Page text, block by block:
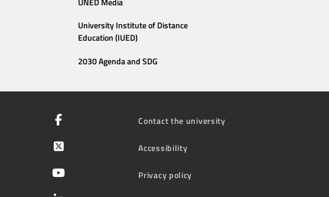
University Institute of Distance
Education (IUED)
2030 Agenda and SDG
Contact the university
Accessibility
Privacy policy